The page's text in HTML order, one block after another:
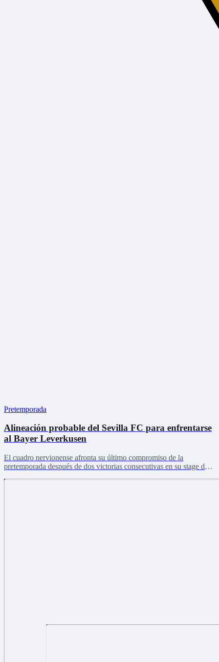
Pretemporada
Alineación probable del Sevilla FC para enfrentarse
al Bayer Leverkusen
El cuadro nervionense afronta su último compromiso de la
pretemporada después de dos victorias consecutivas en su stage de